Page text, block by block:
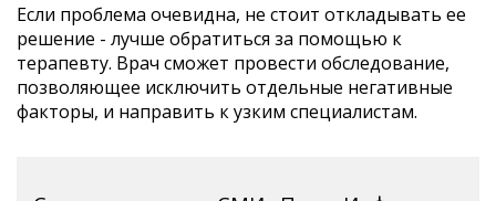
Если проблема очевидна, не стоит откладывать ее
решение - лучше обратиться за помощью к
терапевту. Врач сможет провести обследование,
позволяющее исключить отдельные негативные
факторы, и направить к узким специалистам.